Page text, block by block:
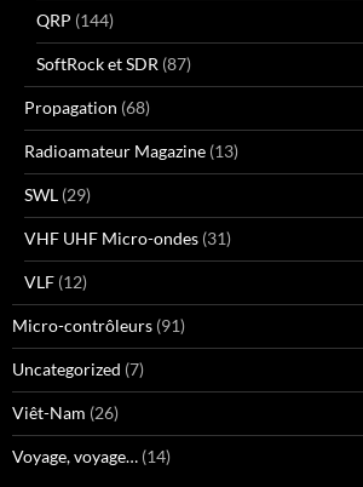
QRP (144)
SoftRock et SDR (87)
Propagation (68)
Radioamateur Magazine (13)
SWL (29)
VHF UHF Micro-ondes (31)
VLF (12)
Micro-contrôleurs (91)
Uncategorized (7)
Viêt-Nam (26)
Voyage, voyage… (14)